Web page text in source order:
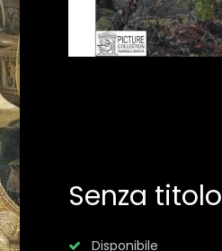
Senza titolo
Disponibile